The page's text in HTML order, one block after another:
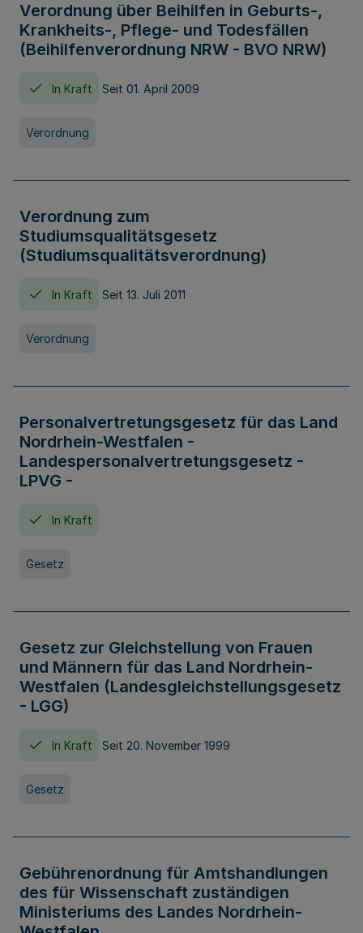
Verordnung über Beihilfen in Geburts-,
Krankheits-, Pflege- und Todesfällen
(Beihilfenverordnung NRW - BVO NRW)
In Kraft Seit 01. April 2009
Verordnung
Verordnung zum
Studiumsqualitätsgesetz
(Studiumsqualitätsverordnung)
In Kraft Seit 13. Juli 2011
Verordnung
Personalvertretungsgesetz für das Land
Nordrhein-Westfalen -
Landespersonalvertretungsgesetz -
LPVG -
In Kraft
Gesetz
Gesetz zur Gleichstellung von Frauen
und Männern für das Land Nordrhein-
Westfalen (Landesgleichstellungsgesetz
- LGG)
In Kraft Seit 20. November 1999
Gesetz
Gebührenordnung für Amtshandlungen
des für Wissenschaft zuständigen
Ministeriums des Landes Nordrhein-